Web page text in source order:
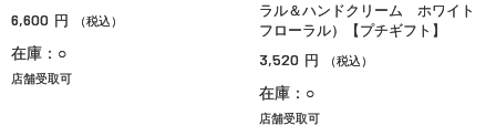
6,600 円 （税込）
在庫：○
店舗受取可
ラル＆ハンドクリーム ホワイト
フローラル）【プチギフト】
3,520 円 （税込）
在庫：○
店舗受取可